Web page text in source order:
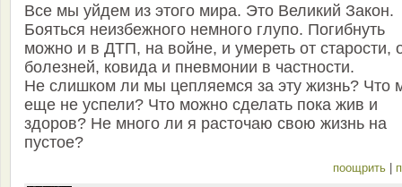
Все мы уйдем из этого мира. Это Великий Закон.
Бояться неизбежного немного глупо. Погибнуть
можно и в ДТП, на войне, и умереть от старости,
болезней, ковида и пневмонии в частности.
Не слишком ли мы цепляемся за эту жизнь? Что
еще не успели? Что можно сделать пока жив и
здоров? Не много ли я расточаю свою жизнь на
пустое?
поощрить |